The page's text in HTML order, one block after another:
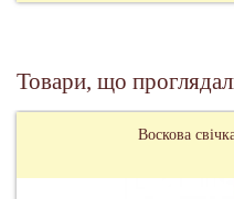
Товари, що
Воскова